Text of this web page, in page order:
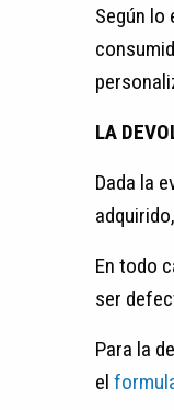
Según lo
LA
Dada la
En todo
ser
Para la
el